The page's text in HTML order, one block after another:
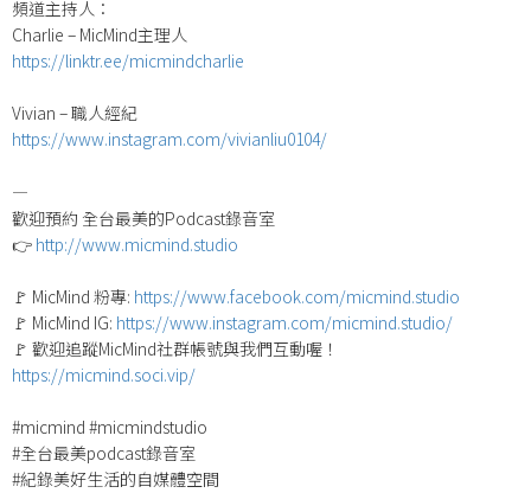
頻道主持人：
Charlie – MicMind主理人
https://linktr.ee/micmindcharlie
Vivian – 職人經紀
https://www.instagram.com/vivianliu0104/
—​
歡迎預約​ 全台最美的Podcast錄音室​
👉 http://www.micmind.studio​
​🚩 MicMind 粉專: https://www.facebook.com/micmind.studio
🚩 MicMind IG: https://www.instagram.com/micmind.studio/
🚩 歡迎追蹤MicMind社群帳號與我們互動喔！
https://micmind.soci.vip/
#micmind #micmindstudio ​
#全台最美podcast錄音室​
#紀錄美好生活的自媒體空間